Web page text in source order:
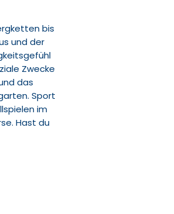
bis
und der
Zwecke
das
Sport
im
Hast du